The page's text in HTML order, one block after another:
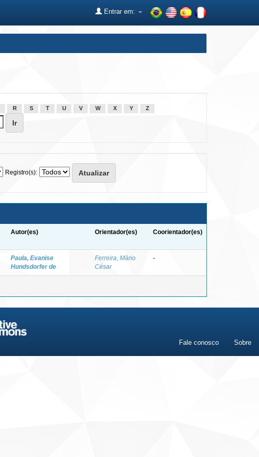
Entrar em:
R S T U V W X Y Z
Registro(s):
Autor(es) Orientador(es) Coorientador(es)
Paula, Evanise
Hundsdorfer de
Ferreira, Mário
César
-
Fale conosco Sobre